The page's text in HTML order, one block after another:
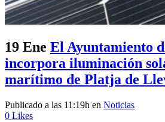
19 Ene El Ayuntamiento
incorpora iluminación
marítimo de Platja de
Publicado a las 11:19h en Noticias
0 Likes